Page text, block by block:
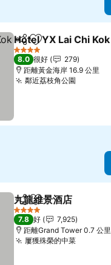
分享 放到收藏夾
Hotel YX Lai Chi Kok
4 星級
8.0 很好
279
距離黃金海岸 16.9 公里
鄰近荔枝角公園
分享 放到收藏夾
九龍維景酒店
4 星級
7.8 好
7,925
距離Grand Tower 0.7 公里
屢獲殊榮的中菜查看價格